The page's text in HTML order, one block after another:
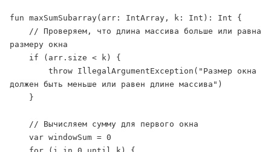
fun maxSumSubarray(arr: IntArray, k: Int): Int {
размеру окна
должен быть меньше или равен длине массива")